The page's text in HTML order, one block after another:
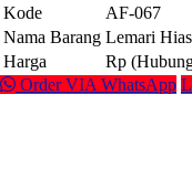
Kode
AF-067
Nama Barang Lemari
Harga
Rp
Order VIA WhatsApp